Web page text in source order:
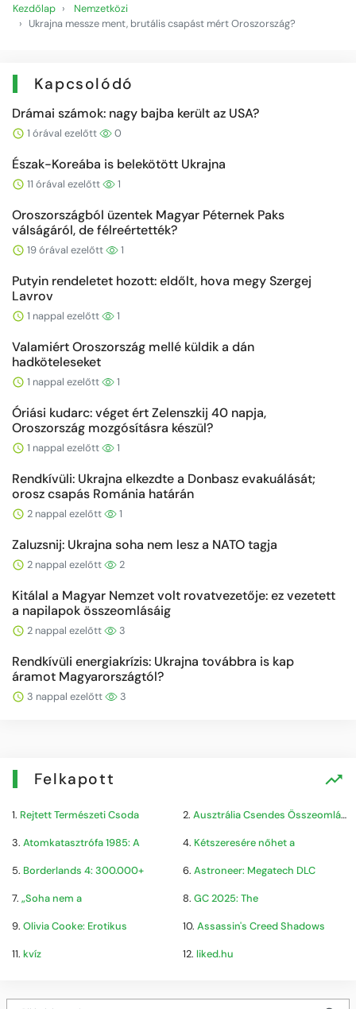
Kezdőlap
Nemzetközi
Ukrajna messze ment, brutális csapást mért Oroszország?
Kapcsolódó
Drámai számok: nagy bajba került az USA?
1 órával ezelőtt 0
Észak-Koreába is belekötött Ukrajna
11 órával ezelőtt 1
Oroszországból üzentek Magyar Péternek Paks
válságáról, de félreértették?
19 órával ezelőtt 1
Putyin rendeletet hozott: eldőlt, hova megy Szergej
Lavrov
1 nappal ezelőtt 1
Valamiért Oroszország mellé küldik a dán
hadköteleseket
1 nappal ezelőtt 1
Óriási kudarc: véget ért Zelenszkij 40 napja,
Oroszország mozgósításra készül?
1 nappal ezelőtt 1
Rendkívüli: Ukrajna elkezdte a Donbasz evakuálását;
orosz csapás Románia határán
2 nappal ezelőtt 1
Zaluzsnij: Ukrajna soha nem lesz a NATO tagja
2 nappal ezelőtt 2
Kitálal a Magyar Nemzet volt rovatvezetője: ez vezetett
a napilapok összeomlásáig
2 nappal ezelőtt 3
Rendkívüli energiakrízis: Ukrajna továbbra is kap
áramot Magyarországtól?
3 nappal ezelőtt 3
Felkapott
1. Rejtett Természeti Csoda 2. Ausztrália Csendes Összeomlása
3. Atomkatasztrófa 1985: A 4. Kétszeresére nőhet a
5. Borderlands 4: 300.000+ 6. Astroneer: Megatech DLC
7. „Soha nem a 8. GC 2025: The
9. Olivia Cooke: Erotikus 10. Assassin's Creed Shadows
11. kvíz 12. liked.hu